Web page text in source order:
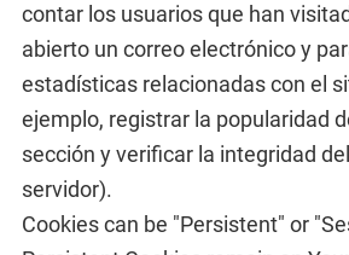
contar los usuarios que han
abierto un correo electrónico y
estadísticas relacionadas con el
ejemplo, registrar la popularidad
sección y verificar la integridad
servidor).
Cookies can be "Persistent" or